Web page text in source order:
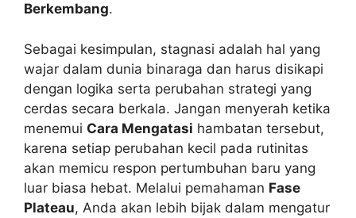
Berkembang.
Sebagai kesimpulan, stagnasi adalah hal yang
wajar dalam dunia binaraga dan harus disikapi
dengan logika serta perubahan strategi yang
cerdas secara berkala. Jangan menyerah ketika
menemui Cara Mengatasi hambatan tersebut,
karena setiap perubahan kecil pada rutinitas
akan memicu respon pertumbuhan baru yang
luar biasa hebat. Melalui pemahaman Fase
Plateau, Anda akan lebih bijak dalam mengatur